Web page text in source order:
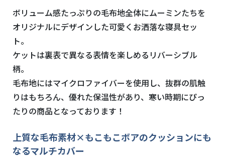
ボリューム感たっぷりの毛布地全体にムーミンたちを
オリジナルにデザインした可愛くお洒落な寝具セッ
ト。
ケットは裏表で異なる表情を楽しめるリバーシブル
柄。
毛布地にはマイクロファイバーを使用し、抜群の肌触
りはもちろん、優れた保温性があり、寒い時期にぴっ
たりの商品となっております！
上質な毛布素材×もこもこボアのクッションにも
なるマルチカバー